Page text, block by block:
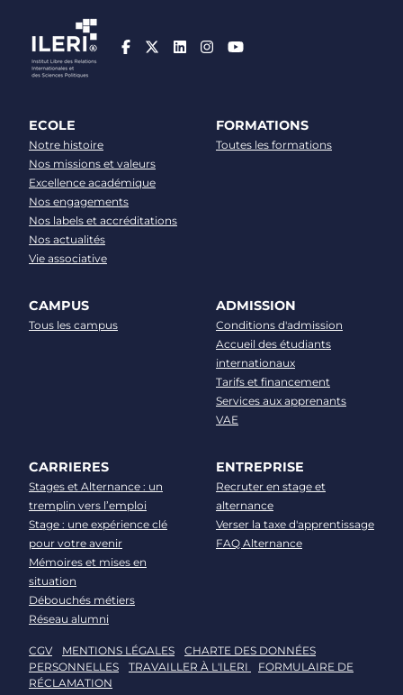
ECOLE
Notre histoire
Nos missions et valeurs
Excellence académique
Nos engagements
Nos labels et accréditations
Nos actualités
Vie associative
FORMATIONS
Toutes les formations
CAMPUS
Tous les campus
ADMISSION
Conditions d'admission
Accueil des étudiants
internationaux
Tarifs et financement
Services aux apprenants
VAE
CARRIERES
Stages et Alternance : un
tremplin vers l’emploi
Stage : une expérience clé
pour votre avenir
Mémoires et mises en
situation
Débouchés métiers
Réseau alumni
ENTREPRISE
Recruter en stage et
alternance
Verser la taxe d'apprentissage
FAQ Alternance
CGV MENTIONS LÉGALES
CHARTE DES DONNÉES
PERSONNELLES
TRAVAILLER À L'ILERI
FORMULAIRE DE
RÉCLAMATION